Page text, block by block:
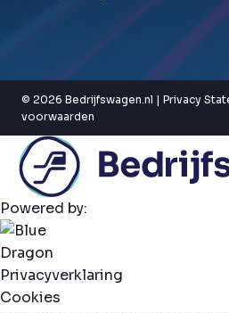
© 2026 Bedrijfswagen.nl | Privacy
voorwaarden
Powered by:
Privacyverklaring
Cookies